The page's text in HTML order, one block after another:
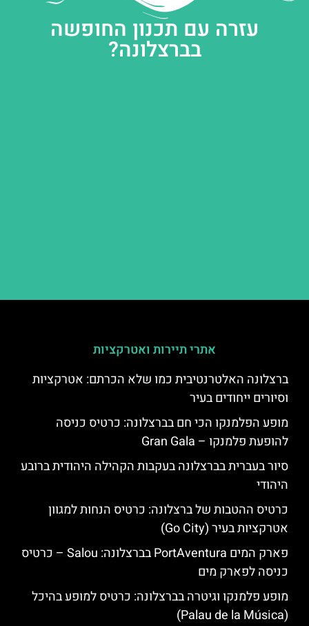
עזרה עם תכנון החופשה
בברצלונה?
אתרי תיירות ואטרקציות
ברצלונה האלטרנטיבית כמו שלא הכרתם: אטרקציות
וסיורים ייחודים בעיר
מופע הפלמנקו הכי חם בברצלונה: כרטיס כניסה
להופעת פלמנקו – Gran Gala
סיור בעברית בברצלונה בעקבות הקהילה היהודית ברובע
היהודי
כרטיס ההטבות של ברצלונה: כרטיס הנחות למגוון
אטרקציות בעיר (Go City)
פארק המים PortAventura בברצלונה: Salou – כרטיס
כניסה לפארק מים
מופע פלמנקו וגיטרה בברצלונה: כרטיס למופע בהיכל
(Palau de la Música)